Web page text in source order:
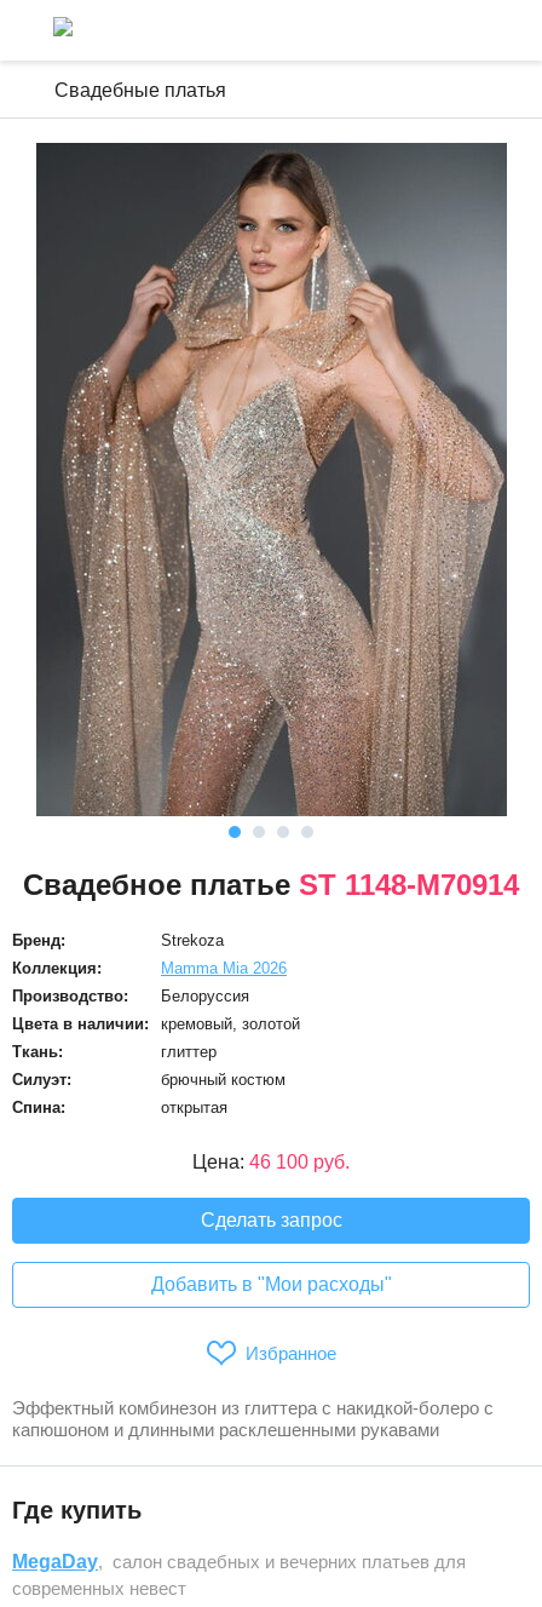
Свадебные платья
Свадебное платье ST 1148-M70914
Бренд:
Strekoza
Коллекция:
Mamma Mia 2026
Производство:
Белоруссия
Цвета в наличии:
кремовый, золотой
Ткань:
глиттер
Силуэт:
брючный костюм
Спина:
открытая
Цена: 46 100 руб.
Сделать запрос
Добавить в "Мои расходы"
Избранное
Эффектный комбинезон из глиттера с накидкой-болеро с
капюшоном и длинными расклешенными рукавами
Где купить
MegaDay, салон свадебных и вечерних платьев для
современных невест